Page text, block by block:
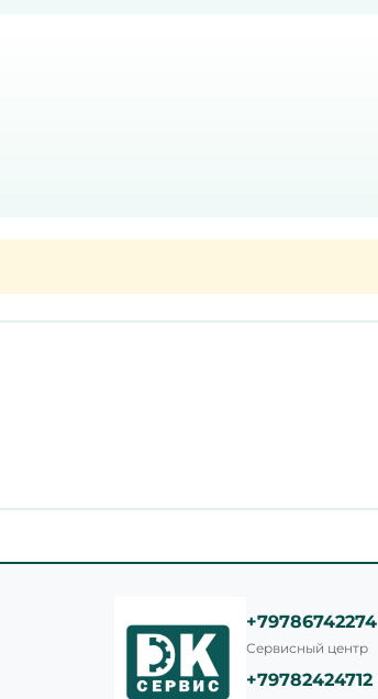
+79786742274
Сервисный центр
+79782424712